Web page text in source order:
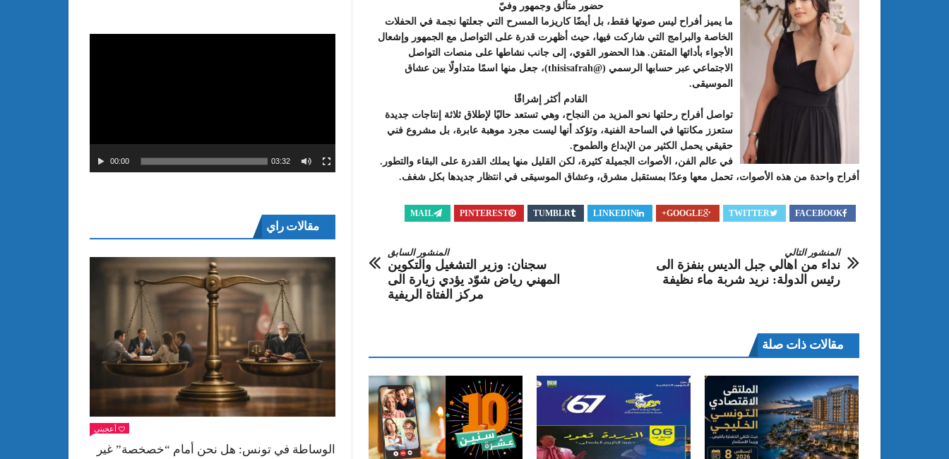
حضور متألق وجمهور وفيّ
ما يميز أفراح ليس صوتها فقط، بل أيضًا كاريزما المسرح التي جعلتها نجمة في الحفلات
الخاصة والبرامج التي شاركت فيها، حيث أظهرت قدرة على التواصل مع الجمهور وإشعال
الأجواء بأدائها المتقن. هذا الحضور القوي، إلى جانب نشاطها على منصات التواصل
الاجتماعي عبر حسابها الرسمي (@thisisafrah)، جعل منها اسمًا متداولًا بين عشاق
الموسيقى.
القادم أكثر إشراقًا
تواصل أفراح رحلتها نحو المزيد من النجاح، وهي تستعد حاليًا لإطلاق ثلاثة إنتاجات جديدة
ستعزز مكانتها في الساحة الفنية، وتؤكد أنها ليست مجرد موهبة عابرة، بل مشروع فني
حقيقي يحمل الكثير من الإبداع والطموح.
في عالم الفن، الأصوات الجميلة كثيرة، لكن القليل منها يملك القدرة على البقاء والتطور.
أفراح واحدة من هذه الأصوات، تحمل معها وعدًا بمستقبل مشرق، وعشاق الموسيقى في انتظار جديدها بكل شغف.
FACEBOOK
TWITTER
GOOGLE+
LINKEDIN
TUMBLR
PINTEREST
MAIL
المنشور السابق
سجنان: وزير التشغيل والتكوين
المهني رياض شوّد يؤدي زيارة الى
مركز الفتاة الريفية
المنشور التالي
نداء من اهالي جبل الديس بنفزة الى
رئيس الدولة: نريد شربة ماء نظيفة
مقالات ذات صلة
00:00 03:32
مقالات راي
أعجبني
الوساطة في تونس: هل نحن أمام “خصخصة” غير